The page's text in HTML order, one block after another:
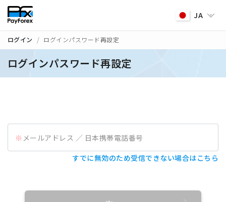
JA
ログイン ログインパスワード再設定
ログインパスワード再設定
メールアドレス ／ 日本携帯電話番号
すでに無効のため受信できない場合はこちら